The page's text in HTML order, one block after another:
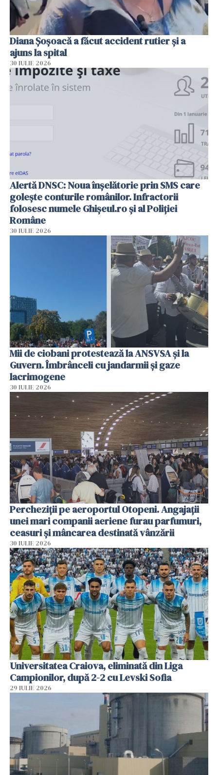
Diana Șoșoacă a făcut accident rutier și a
ajuns la spital
30 IULIE 2026
Alertă DNSC: Noua înșelătorie prin SMS care
golește conturile românilor. Infractorii
folosesc numele Ghișeul.ro și al Poliției
Române
30 IULIE 2026
Mii de ciobani protestează la ANSVSA și la
Guvern. Îmbrânceli cu jandarmii și gaze
lacrimogene
30 IULIE 2026
Percheziții pe aeroportul Otopeni. Angajații
unei mari companii aeriene furau parfumuri,
ceasuri și mâncarea destinată vânzării
30 IULIE 2026
Universitatea Craiova, eliminată din Liga
Campionilor, după 2-2 cu Levski Sofia
29 IULIE 2026